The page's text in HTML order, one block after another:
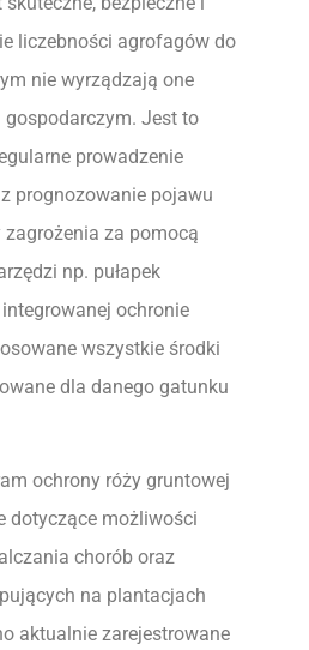
liczebności agrofagów do
nie wyrządzają one
gospodarczym. Jest to
prowadzenie
prognozowanie pojawu
za pomocą
np. pułapek
ochronie
wszystkie środki
dla danego gatunku
ochrony róży gruntowej
dotyczące możliwości
chorób oraz
na plantacjach
aktualnie zarejestrowane